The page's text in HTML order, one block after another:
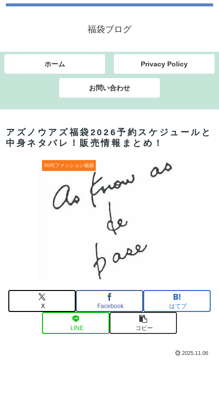
福袋ブログ
ホーム Privacy Policy
お問い合わせ
アズノウアズ福袋2026予約スケジュールと
中身ネタバレ！販売情報まとめ！
30代ファッション福袋
X Facebook はてブ
LINE コピー
2025.11.06